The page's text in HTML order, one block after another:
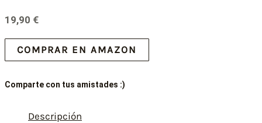
19,90 €
COMPRAR EN AMAZON
Comparte con tus amistades :)
Descripción